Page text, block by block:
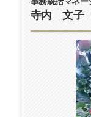
寺内 文子